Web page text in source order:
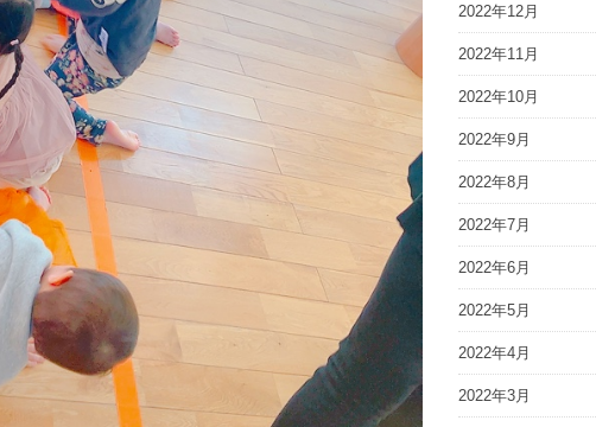
2022年12月
2022年11月
2022年10月
2022年9月
2022年8月
2022年7月
2022年6月
2022年5月
2022年4月
2022年3月